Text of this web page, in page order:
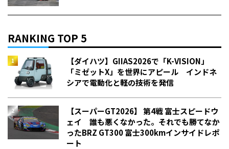
RANKING TOP 5
【ダイハツ】GIIAS2026で「K-VISION」
「ミゼットX」を世界にアピール インドネ
シアで電動化と軽の技術を発信
【スーパーGT2026】 第4戦 富士スピードウ
ェイ 誰も悪くなかった。それでも勝てなか
った――BRZ GT300 富士300kmインサイドレポ
ート